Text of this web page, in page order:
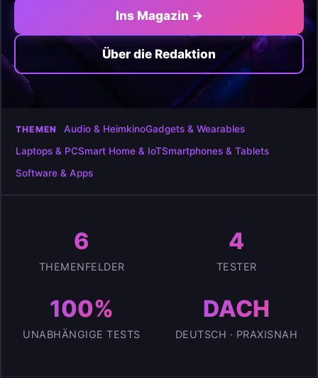
Ins Magazin →
Über die Redaktion
THEMEN Audio & HeimkinoGadgets & Wearables
Laptops & PCSmart Home & IoTSmartphones & Tablets
Software & Apps
6
THEMENFELDER
4
TESTER
100%
UNABHÄNGIGE TESTS
DACH
DEUTSCH · PRAXISNAH